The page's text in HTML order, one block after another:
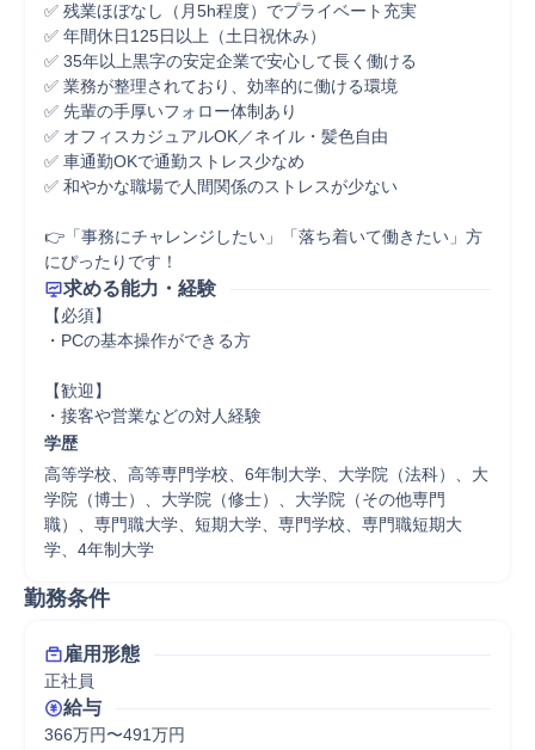
✅ 残業ほぼなし（月5h程度）でプライベート充実
✅ 年間休日125日以上（土日祝休み）
✅ 35年以上黒字の安定企業で安心して長く働ける
✅ 業務が整理されており、効率的に働ける環境
✅ 先輩の手厚いフォロー体制あり
✅ オフィスカジュアルOK／ネイル・髪色自由
✅ 車通勤OKで通勤ストレス少なめ
✅ 和やかな職場で人間関係のストレスが少ない
👉「事務にチャレンジしたい」「落ち着いて働きたい」方
にぴったりです！
求める能力・経験
【必須】
・PCの基本操作ができる方
【歓迎】
・接客や営業などの対人経験
学歴
高等学校、高等専門学校、6年制大学、大学院（法科）、大
学院（博士）、大学院（修士）、大学院（その他専門
職）、専門職大学、短期大学、専門学校、専門職短期大
学、4年制大学
勤務条件
雇用形態
正社員
給与
366万円〜491万円